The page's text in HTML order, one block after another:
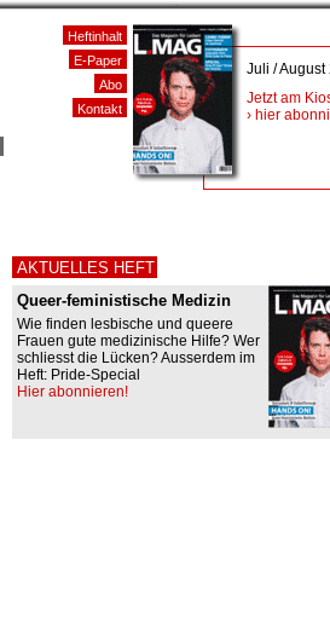
AKTUELLES HEFT
Queer-feministische Medizin
Wie finden lesbische und queere
Frauen gute medizinische Hilfe? Wer
schliesst die Lücken? Ausserdem im
Heft: Pride-Special
Hier abonnieren!
Heftinhalt
E-Paper
Abo
Kontakt
Juli / August
Jetzt am
› hier